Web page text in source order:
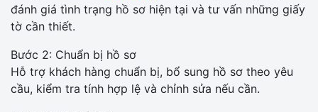
đánh giá tình trạng hồ sơ hiện tại và tư vấn những giấy
tờ cần thiết.
Bước 2: Chuẩn bị hồ sơ
Hỗ trợ khách hàng chuẩn bị, bổ sung hồ sơ theo yêu
cầu, kiểm tra tính hợp lệ và chỉnh sửa nếu cần.